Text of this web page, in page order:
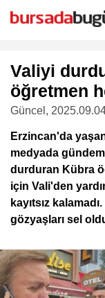
Valiyi
öğretmen
Güncel ,
Erzincan'da
medyada
durduran Kübra
için Vali'den
kayıtsız
gözyaşları sel